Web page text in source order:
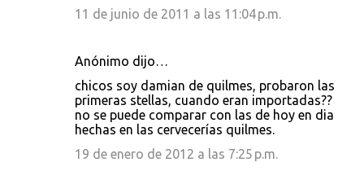
11 de junio de 2011 a las 11:04 p.m.
Anónimo dijo…
chicos soy damian de quilmes, probaron las
primeras stellas, cuando eran importadas??
no se puede comparar con las de hoy en dia
hechas en las cervecerías quilmes.
19 de enero de 2012 a las 7:25 p.m.